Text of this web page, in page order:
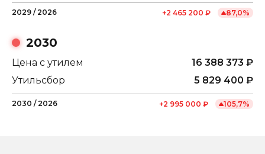
2029 / 2026 +2 465 200 ₽ 87,0%
2030
Цена с утилем 16 388 373 ₽
Утильсбор
5 829 400 ₽
2030 / 2026 +2 995 000 ₽ 105,7%